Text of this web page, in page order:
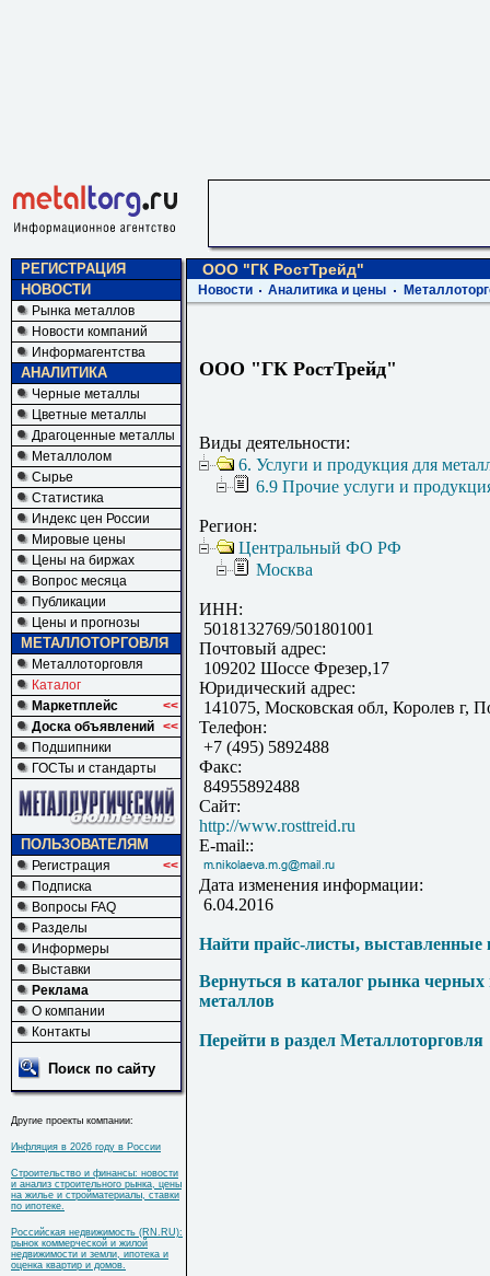
РЕГИСТРАЦИЯ
НОВОСТИ
Рынка металлов
Новости компаний
Информагентства
АНАЛИТИКА
Черные металлы
Цветные металлы
Драгоценные металлы
Металлолом
Сырье
Статистика
Индекс цен России
Мировые цены
Цены на биржах
Вопрос месяца
Публикации
Цены и прогнозы
МЕТАЛЛОТОРГОВЛЯ
Металлоторговля
Каталог
Маркетплейс
<<
Доска объявлений <<
Подшипники
ГОСТы и стандарты
ПОЛЬЗОВАТЕЛЯМ
Регистрация
<<
Подписка
Вопросы FAQ
Разделы
Информеры
Выставки
Реклама
О компании
Контакты
Поиск по сайту
Другие проекты компании:
Инфляция в 2026 году в России
Строительство и финансы: новости
и анализ строительного рынка, цены
на жилье и стройматериалы, ставки
по ипотеке.
Российская недвижимость (RN.RU):
рынок коммерческой и жилой
недвижимости и земли, ипотека и
оценка квартир и домов.
ООО "ГК РостТрейд"
Новости Аналитика и цены
ООО "ГК РостТрейд"
Виды деятельности:
6. Услуги и продукция для
6.9 Прочие услуги и
Регион:
Центральный ФО РФ
Москва
ИНН:
5018132769/501801001
Почтовый адрес:
109202 Шоссе Фрезер,17
Юридический адрес:
141075, Московская обл, Королев г,
Телефон:
+7 (495) 5892488
Факс:
84955892488
Сайт:
http://www.rosttreid.ru
E-mail::
Дата изменения информации:
6.04.2016
Найти прайс-листы, выставленные
Вернуться в каталог рынка
металлов
Перейти в раздел Металлоторговля